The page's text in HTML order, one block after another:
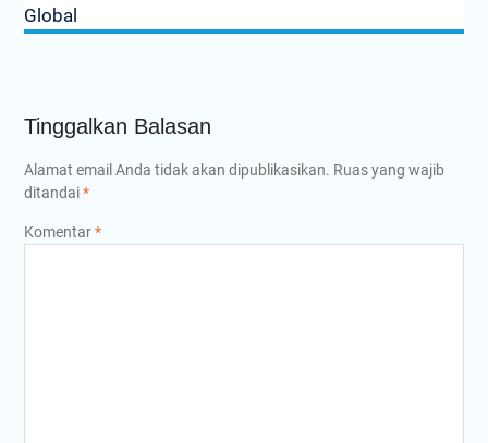
Global
Tinggalkan Balasan
Alamat email Anda tidak akan dipublikasikan. Ruas yang wajib
ditandai*
Komentar*